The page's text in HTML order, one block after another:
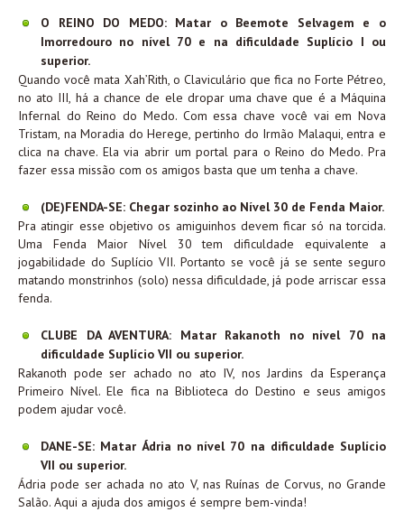
O REINO DO MEDO: Matar o Beemote Selvagem e o
Imorredouro no nível 70 e na dificuldade Suplício I ou
superior.
Quando você mata Xah’Rith, o Claviculário que fica no Forte Pétreo,
no ato III, há a chance de ele dropar uma chave que é a Máquina
Infernal do Reino do Medo. Com essa chave você vai em Nova
Tristam, na Moradia do Herege, pertinho do Irmão Malaqui, entra e
clica na chave. Ela via abrir um portal para o Reino do Medo. Pra
fazer essa missão com os amigos basta que um tenha a chave.
(DE)FENDA-SE: Chegar sozinho ao Nível 30 de Fenda Maior.
Pra atingir esse objetivo os amiguinhos devem ficar só na torcida.
Uma Fenda Maior Nível 30 tem dificuldade equivalente a
jogabilidade do Suplício VII. Portanto se você já se sente seguro
matando monstrinhos (solo) nessa dificuldade, já pode arriscar essa
fenda.
CLUBE DA AVENTURA: Matar Rakanoth no nível 70 na
dificuldade Suplício VII ou superior.
Rakanoth pode ser achado no ato IV, nos Jardins da Esperança
Primeiro Nível. Ele fica na Biblioteca do Destino e seus amigos
podem ajudar você.
DANE-SE: Matar Ádria no nível 70 na dificuldade Suplício
VII ou superior.
Ádria pode ser achada no ato V, nas Ruínas de Corvus, no Grande
Salão. Aqui a ajuda dos amigos é sempre bem-vinda!